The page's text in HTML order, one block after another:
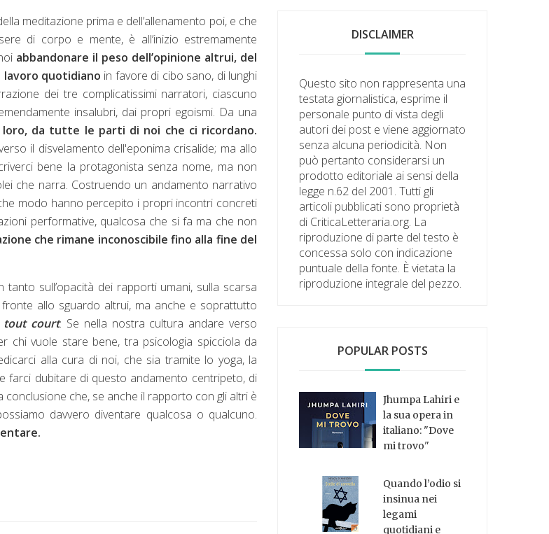
meditazione prima e dell’allenamento poi, e che
di corpo e mente, è all’inizio estremamente
abbandonare il peso dell’opinione altrui, del
lavoro quotidiano in favore di cibo sano, di lunghi
dei tre complicatissimi narratori, ciascuno
insalubri, dai propri egoismi. Da una
loro, da tutte le parti di noi che ci ricordano.
il disvelamento dell'eponima crisalide; ma allo
bene la protagonista senza nome, ma non
che narra. Costruendo un andamento narrativo
modo hanno percepito i propri incontri concreti
performative, qualcosa che si fa ma che non
che rimane inconoscibile fino alla fine del
sull’opacità dei rapporti umani, sulla scarsa
allo sguardo altrui, ma anche e soprattutto
tout court. Se nella nostra cultura andare verso
chi vuole stare bene, tra psicologia spicciola da
alla cura di noi, che sia tramite lo yoga, la
farci dubitare di questo andamento centripeto, di
che, se anche il rapporto con gli altri è
davvero diventare qualcosa o qualcuno.
DISCLAIMER
Questo sito non rappresenta una
testata giornalistica, esprime il
personale punto di vista degli
autori dei post e viene aggiornato
senza alcuna periodicità. Non
può pertanto considerarsi un
prodotto editoriale ai sensi della
legge n.62 del 2001. Tutti gli
articoli pubblicati sono proprietà
di CriticaLetteraria.org. La
riproduzione di parte del testo è
concessa solo con indicazione
puntuale della fonte. È vietata la
riproduzione integrale del pezzo.
POPULAR POSTS
Jhumpa Lahiri e
la sua opera in
italiano: "Dove
mi trovo"
Quando l’odio si
insinua nei
legami
quotidiani e